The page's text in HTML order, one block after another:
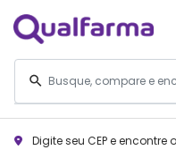
Digite seu CEP e